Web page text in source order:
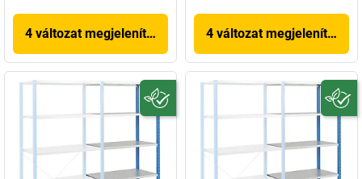
4 változat megjelenítése 4 változat megjelenítése